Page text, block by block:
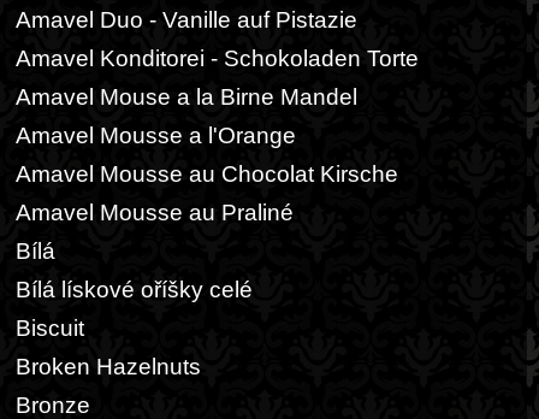
Amavel Duo - Vanille auf Pistazie
Amavel Konditorei - Schokoladen Torte
Amavel Mouse a la Birne Mandel
Amavel Mousse a l'Orange
Amavel Mousse au Chocolat Kirsche
Amavel Mousse au Praliné
Bílá
Bílá lískové oříšky celé
Biscuit
Broken Hazelnuts
Bronze